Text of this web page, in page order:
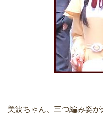
美波ちゃん、三つ編み姿が